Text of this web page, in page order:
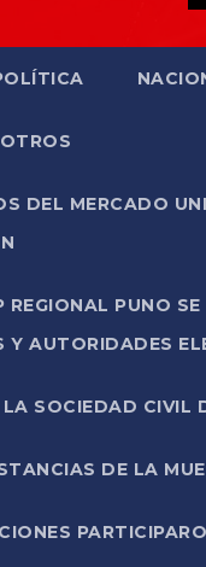
OTROS
DEL MERCADO
REGIONAL PUNO
Y AUTORIDADES
SOCIEDAD CIVIL
DE LA